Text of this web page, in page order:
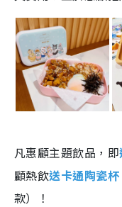
凡惠顧主題飲品，即
顧熱飲送卡通陶瓷杯
款）！